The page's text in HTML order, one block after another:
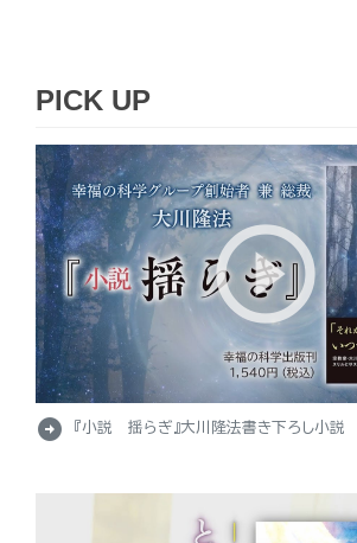
PICK UP
arrow_circle_right 『小説 揺らぎ』大川隆法書き下ろし小説